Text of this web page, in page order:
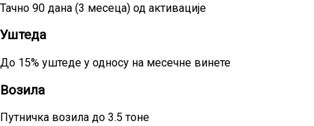
Тачно 90 дана (3 месеца) од активације
Уштеда
До 15% уштеде у односу на месечне винете
Возила
Путничка возила до 3.5 тоне